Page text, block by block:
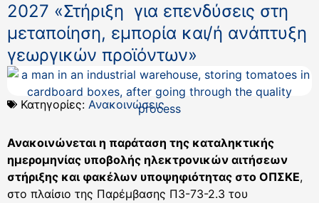
2027 «Στήριξη για επενδύσεις στη
μεταποίηση, εμπορία και/ή ανάπτυξη
γεωργικών προϊόντων»
Κατηγορίες: Ανακοινώσεις
Ανακοινώνεται η παράταση της καταληκτικής
ημερομηνίας υποβολής ηλεκτρονικών αιτήσεων
στήριξης και φακέλων υποψηφιότητας στο ΟΠΣΚΕ,
στο πλαίσιο της Παρέμβασης Π3-73-2.3 του